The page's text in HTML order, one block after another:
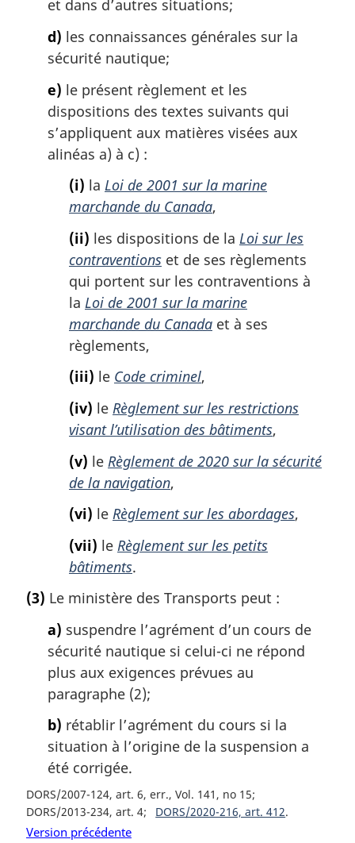
et dans d’autres situations;
d) les connaissances générales sur la
sécurité nautique;
e) le présent règlement et les
dispositions des textes suivants qui
s’appliquent aux matières visées aux
alinéas a) à c) :
(i) la Loi de 2001 sur la marine
marchande du Canada,
(ii) les dispositions de la Loi sur les
contraventions et de ses règlements
qui portent sur les contraventions à
la Loi de 2001 sur la marine
marchande du Canada et à ses
règlements,
(iii) le Code criminel,
(iv) le Règlement sur les restrictions
visant l’utilisation des bâtiments,
(v) le Règlement de 2020 sur la sécurité
de la navigation,
(vi) le Règlement sur les abordages,
(vii) le Règlement sur les petits
bâtiments.
(3) Le ministère des Transports peut :
a) suspendre l’agrément d’un cours de
sécurité nautique si celui-ci ne répond
plus aux exigences prévues au
paragraphe (2);
b) rétablir l’agrément du cours si la
situation à l’origine de la suspension a
été corrigée.
DORS/2007-124, art. 6, err., Vol. 141, no 15
DORS/2013-234, art. 4
DORS/2020-216, art. 412
Version précédente